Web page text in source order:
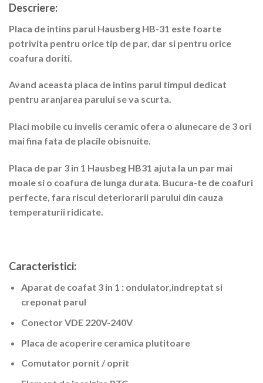
Descriere:
Placa de intins parul Hausberg HB-31 este foarte
potrivita pentru orice tip de par, dar si pentru orice
coafura doriti.
Avand aceasta placa de intins parul timpul dedicat
pentru aranjarea parului se va scurta.
Placi mobile cu invelis ceramic ofera o alunecare de 3 ori
mai fina fata de placile obisnuite.
Placa de par 3 in 1 Hausbeg HB31 ajuta la un par mai
moale si o coafura de lunga durata. Bucura-te de coafuri
perfecte, fara riscul deteriorarii parului din cauza
temperaturii ridicate.
Caracteristici:
Aparat de coafat 3 in 1 : ondulator,indreptat si
creponat parul
Conector VDE 220V-240V
Placa de acoperire ceramica plutitoare
Comutator pornit / oprit